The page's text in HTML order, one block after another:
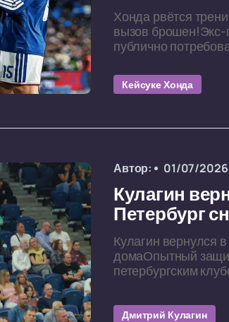
Хонда рвётся
вызов
публично
Кейсуке Хонда
Автор: 01/07/2026
Кулагин
Петербург
Кулагин вернулся
домаОпытный
петербургским
Дмитрий Кулагин